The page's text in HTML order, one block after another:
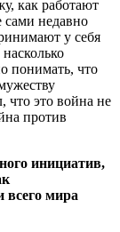
как работают
сами недавно
у себя
понимать, что
что это война не
против
инициатив,
всего мира